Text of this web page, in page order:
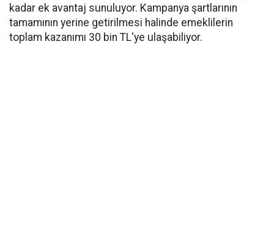
kadar ek avantaj sunuluyor. Kampanya şartlarının
tamamının yerine getirilmesi halinde emeklilerin
toplam kazanımı 30 bin TL'ye ulaşabiliyor.